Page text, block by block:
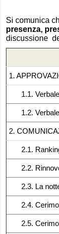
Si comunica
presenza,
discussione
1.
1.1.
1.2.
2.
2.1.
2.2.
2.3. La
2.4.
2.5.